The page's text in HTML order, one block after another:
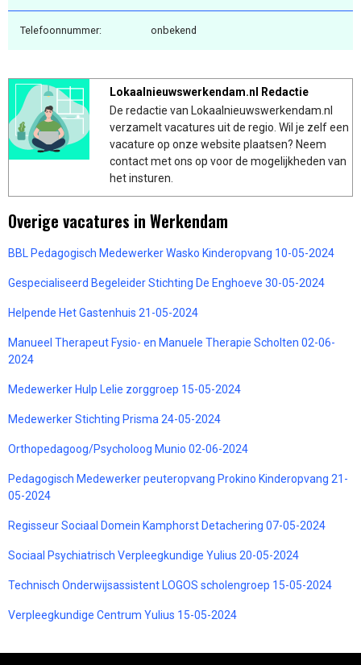
Telefoonnummer: onbekend
Lokaalnieuwswerkendam.nl Redactie
De redactie van Lokaalnieuwswerkendam.nl
verzamelt vacatures uit de regio. Wil je zelf een
vacature op onze website plaatsen? Neem
contact met ons op voor de mogelijkheden van
het insturen.
Overige vacatures in Werkendam
BBL Pedagogisch Medewerker Wasko Kinderopvang 10-05-2024
Gespecialiseerd Begeleider Stichting De Enghoeve 30-05-2024
Helpende Het Gastenhuis 21-05-2024
Manueel Therapeut Fysio- en Manuele Therapie Scholten 02-06-
2024
Medewerker Hulp Lelie zorggroep 15-05-2024
Medewerker Stichting Prisma 24-05-2024
Orthopedagoog/Psycholoog Munio 02-06-2024
Pedagogisch Medewerker peuteropvang Prokino Kinderopvang 21-
05-2024
Regisseur Sociaal Domein Kamphorst Detachering 07-05-2024
Sociaal Psychiatrisch Verpleegkundige Yulius 20-05-2024
Technisch Onderwijsassistent LOGOS scholengroep 15-05-2024
Verpleegkundige Centrum Yulius 15-05-2024